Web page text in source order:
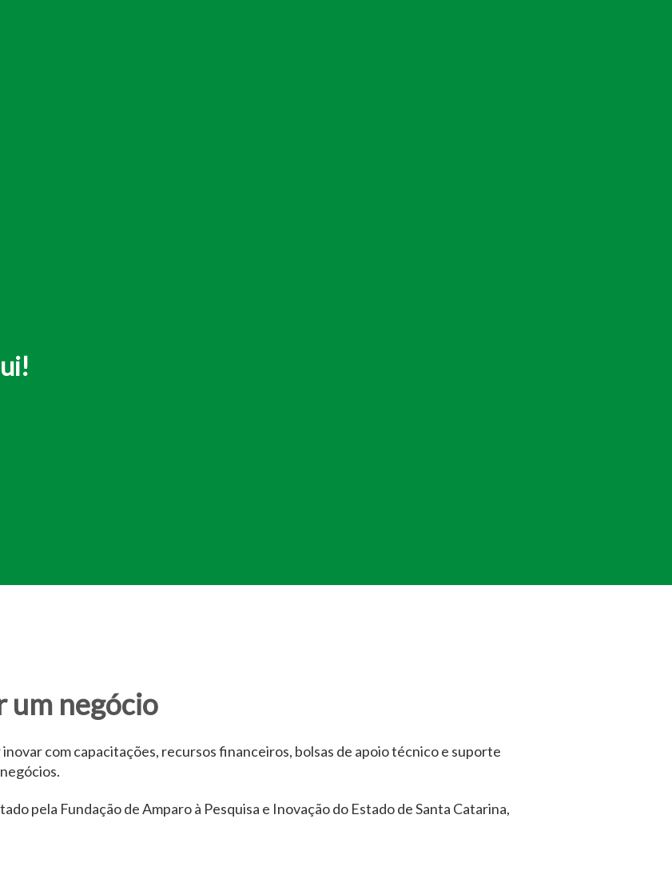
um negócio
com capacitações, recursos financeiros, bolsas de apoio técnico e suporte
pela Fundação de Amparo à Pesquisa e Inovação do Estado de Santa Catarina,